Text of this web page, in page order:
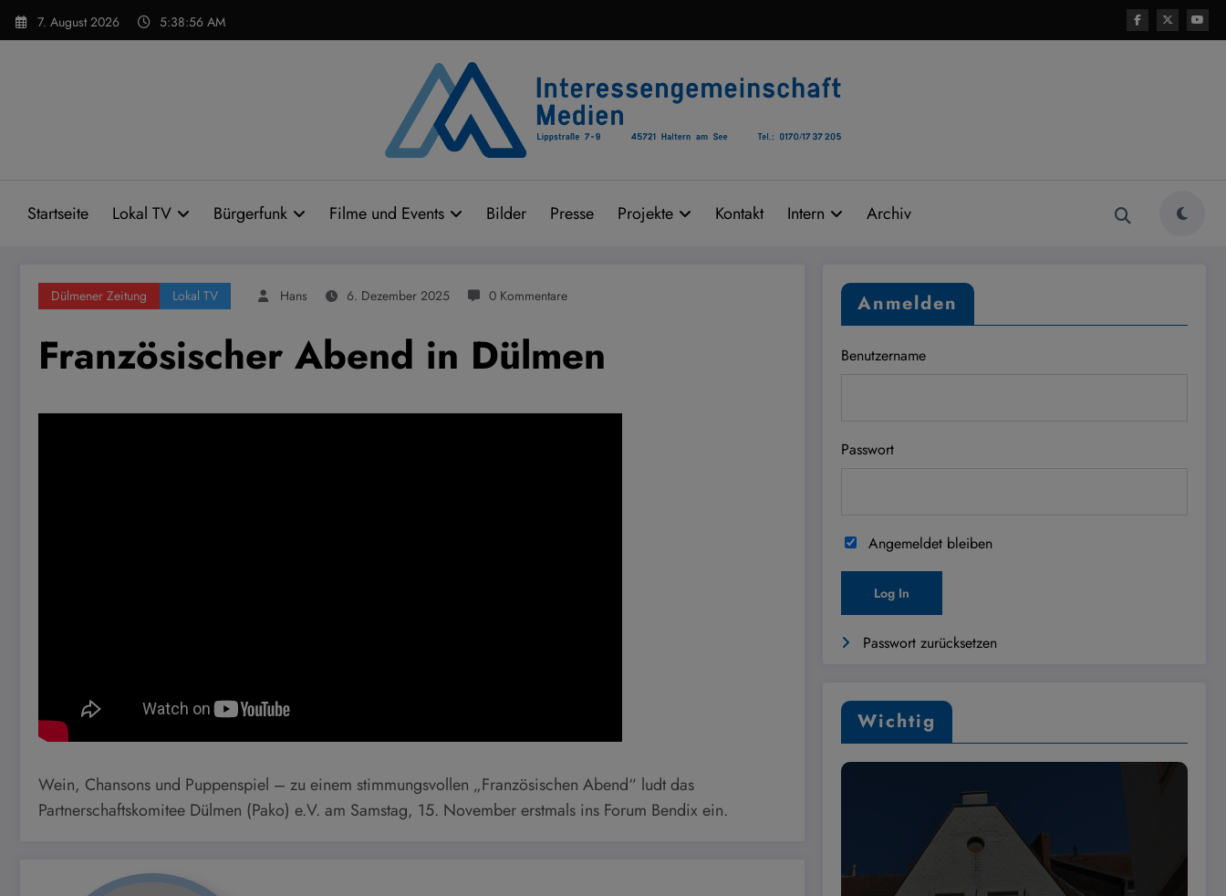
Zum
Inhalt
7. August 2026 5:38:57 AM
Startseite Lokal TV Bürgerfunk Filme und Events Bilder Presse Projekte Kontakt Intern Archiv
Dülmener Zeitung Lokal TV Hans 6. Dezember 2025 0 Kommentare
Französischer Abend in Dülmen
Wein, Chansons und Puppenspiel – zu einem stimmungsvollen „Französischen Abend“ ludt das
Partnerschaftskomitee Dülmen (Pako) e.V. am Samstag, 15. November erstmals ins Forum Bendix ein.
Anmelden
Benutzername
Passwort
Angemeldet bleiben
Passwort zurücksetzen
Wichtig